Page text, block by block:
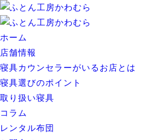
ホーム
店舗情報
寝具カウンセラーがいるお店とは
寝具選びのポイント
取り扱い寝具
コラム
レンタル布団